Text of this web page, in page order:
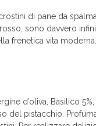
di pane da
sono davvero
frenetica vita
d’oliva, Basilico 5%,
del pistacchio.